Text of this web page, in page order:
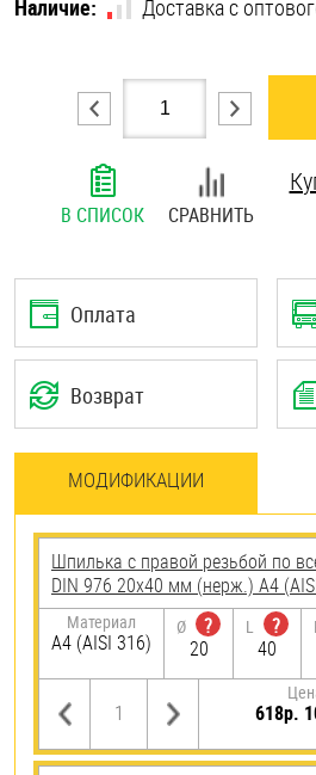
Шплинты
Наличие:
Доставка с
В СПИСОК СРАВНИТЬ
Оплата
Возврат
МОДИФИКАЦИИ
Шпилька с правой резьбой по
DIN 976 20х40 мм (нерж.) A4
Материал
A4 (AISI 316)
Ø
?
20
L
?
40
618р.